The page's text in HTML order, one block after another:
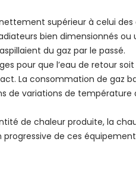
supérieur à celui des
bien dimensionnés ou
du gaz par le passé.
pour que l’eau de retour
La consommation de gaz
de variations de température
de chaleur produite, la
progressive de ces